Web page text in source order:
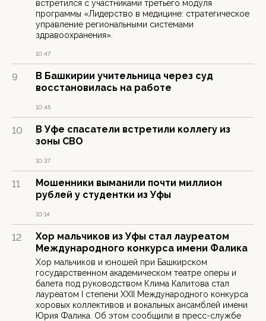
встретился с участниками третьего модуля
программы «Лидерство в медицине: стратегическое
управление региональными системами
здравоохранения».
10:47
9
В Башкирии учительница через суд
восстановилась на работе
10:45
10
В Уфе спасатели встретили коллегу из
зоны СВО
10:37
11
Мошенники выманили почти миллион
рублей у студентки из Уфы
10:14
12
Хор мальчиков из Уфы стал лауреатом
Международного конкурса имени Фалика
Хор мальчиков и юношей при Башкирском
государственном академическом театре оперы и
балета под руководством Клима Калитова стал
лауреатом I степени XXII Международного конкурса
хоровых коллективов и вокальных ансамблей имени
Юрия Фалика. Об этом сообщили в пресс-службе